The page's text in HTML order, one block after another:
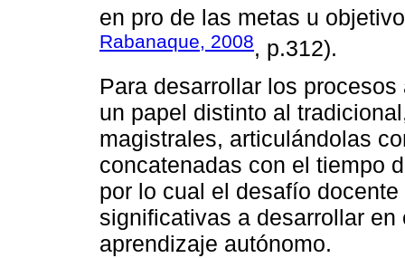
en pro de las metas u
Rabanaque, 2008, p.312).
Para desarrollar los
un papel distinto al
magistrales, articulándolas
concatenadas con el tiempo
por lo cual el desafío
significativas a desarrollar
aprendizaje autónomo.